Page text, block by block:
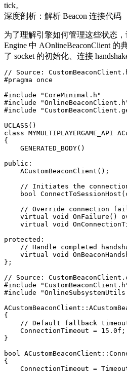
tick。
深度剖析：解析 Beacon 连接代码
为了理解引擎如何管理这些状态
Engine 中 AOnlineBeaconClient 的
了 socket 的初始化、连接
// Source:
#pragma once
#include "CoreMinimal.h"
#include
#include
UCLASS()
class
{
    GENERATED_BODY()
public:
    ACustomBeaconClient();
// Initiates the
bool
// Override connection
virtual void OnFailure()
virtual void
protected:
// Handle completed
virtual void
};
// Source:
#include
#include
{
// Default fallback
    ConnectionTimeout = 15.0f;
}
bool
{
ConnectionTimeout =